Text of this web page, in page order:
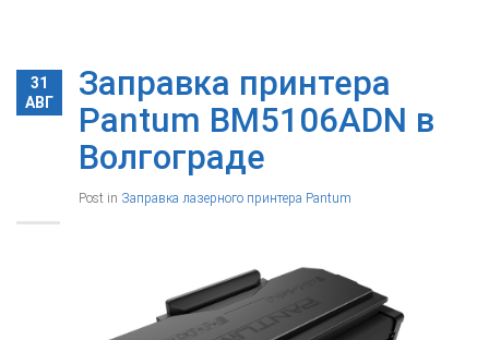
31
АВГ
Заправка принтера
Pantum BM5106ADN в
Волгограде
Post in Заправка лазерного принтера Pantum